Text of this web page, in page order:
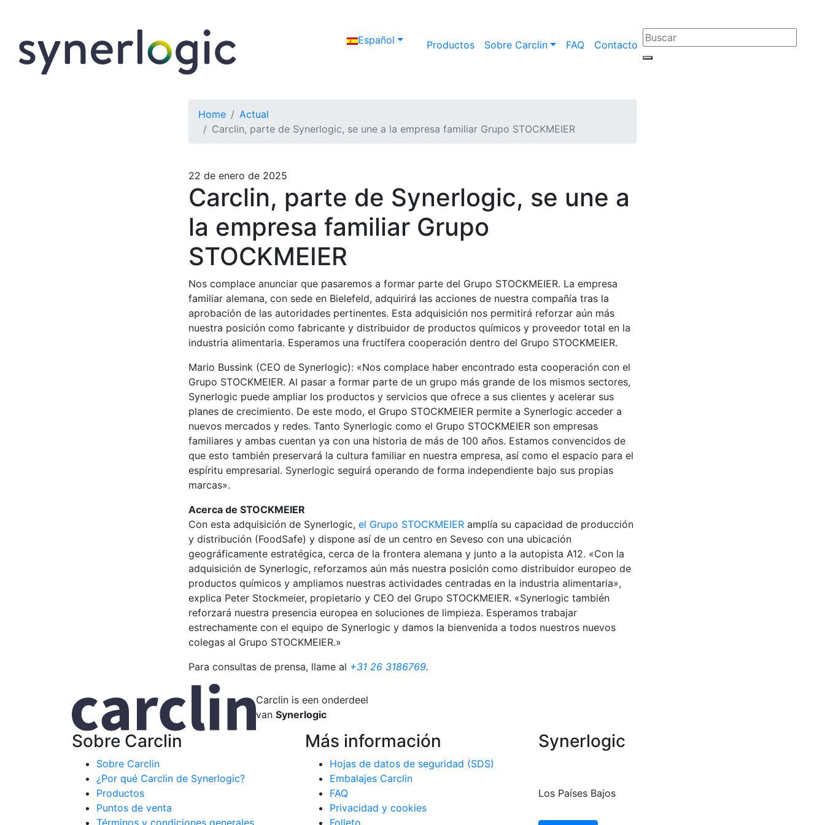
Español Productos Sobre Carclin FAQ Contacto
Home
Actual
Carclin, parte de Synerlogic, se une a la empresa familiar Grupo STOCKMEIER
22 de enero de 2025
Carclin, parte de Synerlogic, se une a
la empresa familiar Grupo
STOCKMEIER
Nos complace anunciar que pasaremos a formar parte del Grupo STOCKMEIER. La empresa
familiar alemana, con sede en Bielefeld, adquirirá las acciones de nuestra compañía tras la
aprobación de las autoridades pertinentes. Esta adquisición nos permitirá reforzar aún más
nuestra posición como fabricante y distribuidor de productos químicos y proveedor total en la
industria alimentaria. Esperamos una fructífera cooperación dentro del Grupo STOCKMEIER.
Mario Bussink (CEO de Synerlogic): «Nos complace haber encontrado esta cooperación con el
Grupo STOCKMEIER. Al pasar a formar parte de un grupo más grande de los mismos sectores,
Synerlogic puede ampliar los productos y servicios que ofrece a sus clientes y acelerar sus
planes de crecimiento. De este modo, el Grupo STOCKMEIER permite a Synerlogic acceder a
nuevos mercados y redes. Tanto Synerlogic como el Grupo STOCKMEIER son empresas
familiares y ambas cuentan ya con una historia de más de 100 años. Estamos convencidos de
que esto también preservará la cultura familiar en nuestra empresa, así como el espacio para el
espíritu empresarial. Synerlogic seguirá operando de forma independiente bajo sus propias
marcas».
Acerca de STOCKMEIER
Con esta adquisición de Synerlogic, el Grupo STOCKMEIER amplía su capacidad de producción
y distribución (FoodSafe) y dispone así de un centro en Seveso con una ubicación
geográficamente estratégica, cerca de la frontera alemana y junto a la autopista A12. «Con la
adquisición de Synerlogic, reforzamos aún más nuestra posición como distribuidor europeo de
productos químicos y ampliamos nuestras actividades centradas en la industria alimentaria»,
explica Peter Stockmeier, propietario y CEO del Grupo STOCKMEIER. «Synerlogic también
reforzará nuestra presencia europea en soluciones de limpieza. Esperamos trabajar
estrechamente con el equipo de Synerlogic y damos la bienvenida a todos nuestros nuevos
colegas al Grupo STOCKMEIER.»
Para consultas de prensa, llame al +31 26 3186769.
Carclin is een onderdeel
van Synerlogic
Sobre Carclin
Sobre Carclin
¿Por qué Carclin de Synerlogic?
Productos
Puntos de venta
Términos y condiciones generales
Más información
Hojas de datos de seguridad (SDS)
Embalajes Carclin
FAQ
Privacidad y cookies
Folleto
Synerlogic
Los Países Bajos